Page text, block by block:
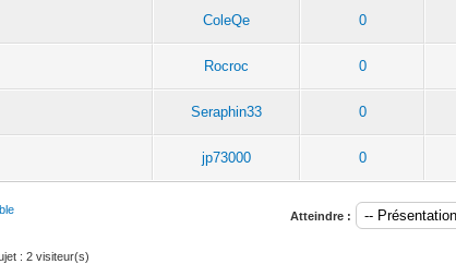
ColeQe 0
Rocroc 0
Seraphin33 0
jp73000 0
Atteindre :
: 2 visiteur(s)